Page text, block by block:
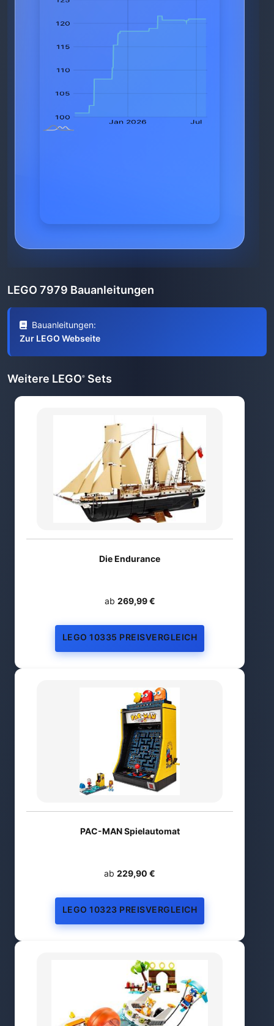
LEGO 7979 Bauanleitungen
Bauanleitungen:
Zur LEGO Webseite
Weitere LEGO® Sets
Die Endurance
ab 269,99 €
LEGO 10335 PREISVERGLEICH
PAC-MAN Spielautomat
ab 229,90 €
LEGO 10323 PREISVERGLEICH